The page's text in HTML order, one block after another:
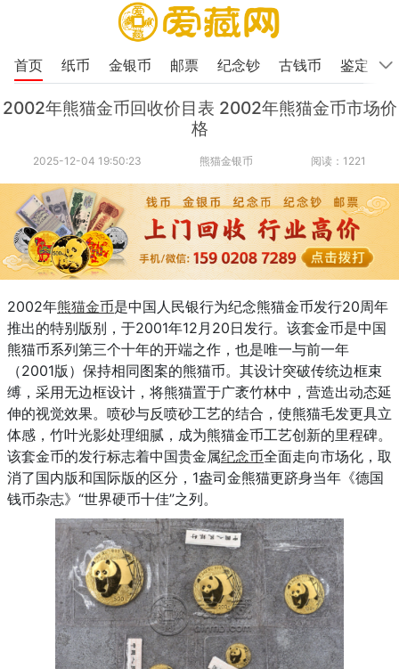
首页 纸币 金银币 邮票 纪念钞 古钱币 鉴定
2002年熊猫金币回收价目表 2002年熊猫金币市场价
格
2025-12-04 19:50:23 熊猫金银币 阅读：1221
2002年熊猫金币是中国人民银行为纪念熊猫金币发行20周年
推出的特别版别，于2001年12月20日发行。该套金币是中国
熊猫币系列第三个十年的开端之作，也是唯一与前一年
（2001版）保持相同图案的熊猫币。其设计突破传统边框束
缚，采用无边框设计，将熊猫置于广袤竹林中，营造出动态延
伸的视觉效果。喷砂与反喷砂工艺的结合，使熊猫毛发更具立
体感，竹叶光影处理细腻，成为熊猫金币工艺创新的里程碑。
该套金币的发行标志着中国贵金属纪念币全面走向市场化，取
消了国内版和国际版的区分，1盎司金熊猫更跻身当年《德国
钱币杂志》“世界硬币十佳”之列。